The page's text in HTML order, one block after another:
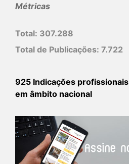
Métricas
Total: 307.288
Total de Publicações: 7.722
925 Indicações profissionais
em âmbito nacional